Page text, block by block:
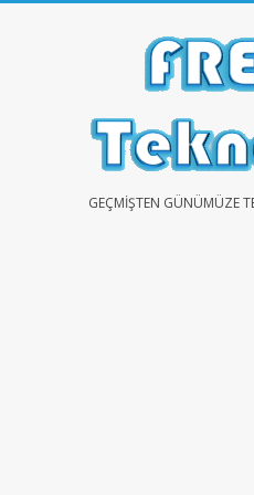
FREEGEÇMIŞTEN GÜNÜMÜZE